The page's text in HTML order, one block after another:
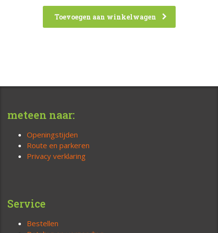
Toevoegen aan winkelwagen
meteen naar:
Openingstijden
Route en parkeren
Privacy verklaring
Service
Bestellen